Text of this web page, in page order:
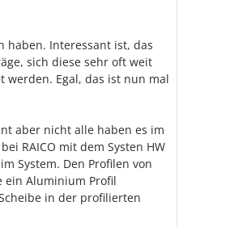
haben. Interessant ist, das
sich diese sehr oft weit
Egal, das ist nun mal
aber nicht alle haben es im
RAICO mit dem Systen HW
System. Den Profilen von
ein Aluminium Profil
in der profilierten